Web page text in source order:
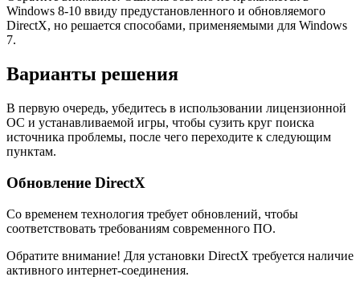
Windows 8-10 ввиду предустановленного и обновляемого
DirectX, но решается способами, применяемыми для Windows
7.
Варианты решения
В первую очередь, убедитесь в использовании лицензионной
ОС и устанавливаемой игры, чтобы сузить круг поиска
источника проблемы, после чего переходите к следующим
пунктам.
Обновление DirectX
Со временем технология требует обновлений, чтобы
соответствовать требованиям современного ПО.
Обратите внимание! Для установки DirectX требуется наличие
активного интернет-соединения.